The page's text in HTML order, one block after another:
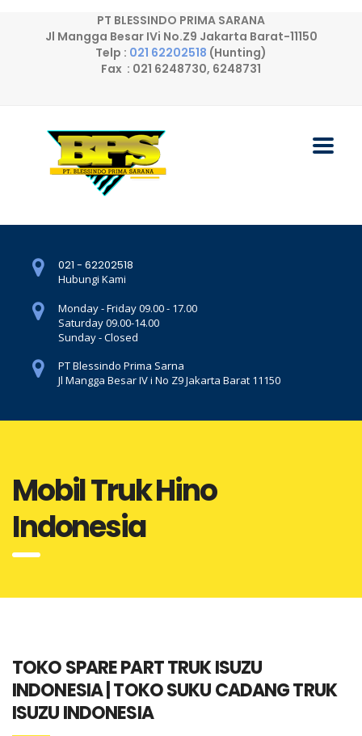
PT BLESSINDO PRIMA SARANA
Jl Mangga Besar IVi No.Z9 Jakarta Barat-11150
Telp : 021 62202518 (Hunting)
Fax : 021 6248730, 6248731
021 - 62202518
Hubungi Kami
Monday - Friday 09.00 - 17.00
Saturday 09.00-14.00
Sunday - Closed
PT Blessindo Prima Sarna
Jl Mangga Besar IV i No Z9 Jakarta Barat 11150
Mobil Truk Hino
Indonesia
TOKO SPARE PART TRUK ISUZU
INDONESIA | TOKO SUKU CADANG TRUK
ISUZU INDONESIA